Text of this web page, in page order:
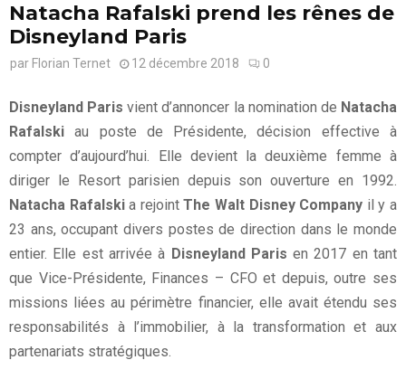
Natacha Rafalski prend les rênes de
Disneyland Paris
par Florian Ternet 12 décembre 2018 0
Disneyland Paris vient d’annoncer la nomination de Natacha
Rafalski au poste de Présidente, décision effective à
compter d’aujourd’hui. Elle devient la deuxième femme à
diriger le Resort parisien depuis son ouverture en 1992.
Natacha Rafalskia rejointThe Walt Disney Company il y a
23 ans, occupant divers postes de direction dans le monde
entier. Elle est arrivée à Disneyland Paris en 2017 en tant
que Vice-Présidente, Finances – CFO et depuis, outre ses
missions liées au périmètre financier, elle avait étendu ses
responsabilités à l’immobilier, à la transformation et aux
partenariats stratégiques.